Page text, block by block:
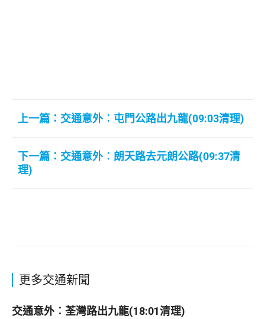
上一篇：交通意外︰屯門公路出九龍(09:03清理)
下一篇：交通意外︰朗天路去元朗公路(09:37清
理)
更多交通新聞
交通意外︰荃灣路出九龍(18:01清理)